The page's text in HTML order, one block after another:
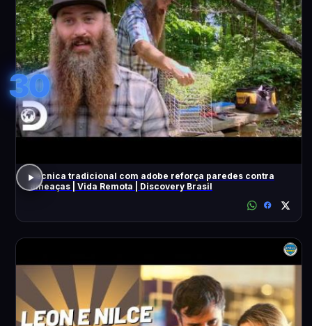
30
Técnica tradicional com adobe reforça paredes contra
ameaças | Vida Remota | Discovery Brasil